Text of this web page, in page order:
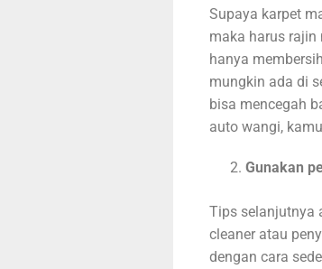
Supaya karpet
maka harus rajin
hanya
mungkin ada di
bisa mencegah
auto wangi,
Gunakan
Tips selanjutnya
cleaner atau
dengan cara